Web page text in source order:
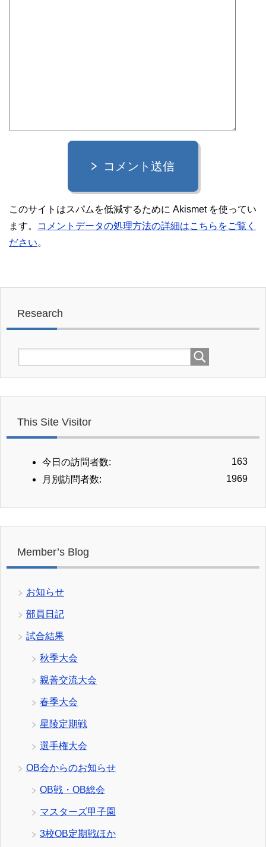
コメント送信
このサイトはスパムを低減するために Akismet を使ってい
ます。
コメントデータの処理方法の詳細はこちらをご覧く
ださい。
Research
This Site Visitor
163
今日の訪問者数:
1969
月別訪問者数:
Member’s Blog
お知らせ
部員日記
試合結果
秋季大会
親善交流大会
春季大会
星陵定期戦
選手権大会
OB会からのお知らせ
OB戦・OB総会
マスターズ甲子園
3校OB定期戦ほか